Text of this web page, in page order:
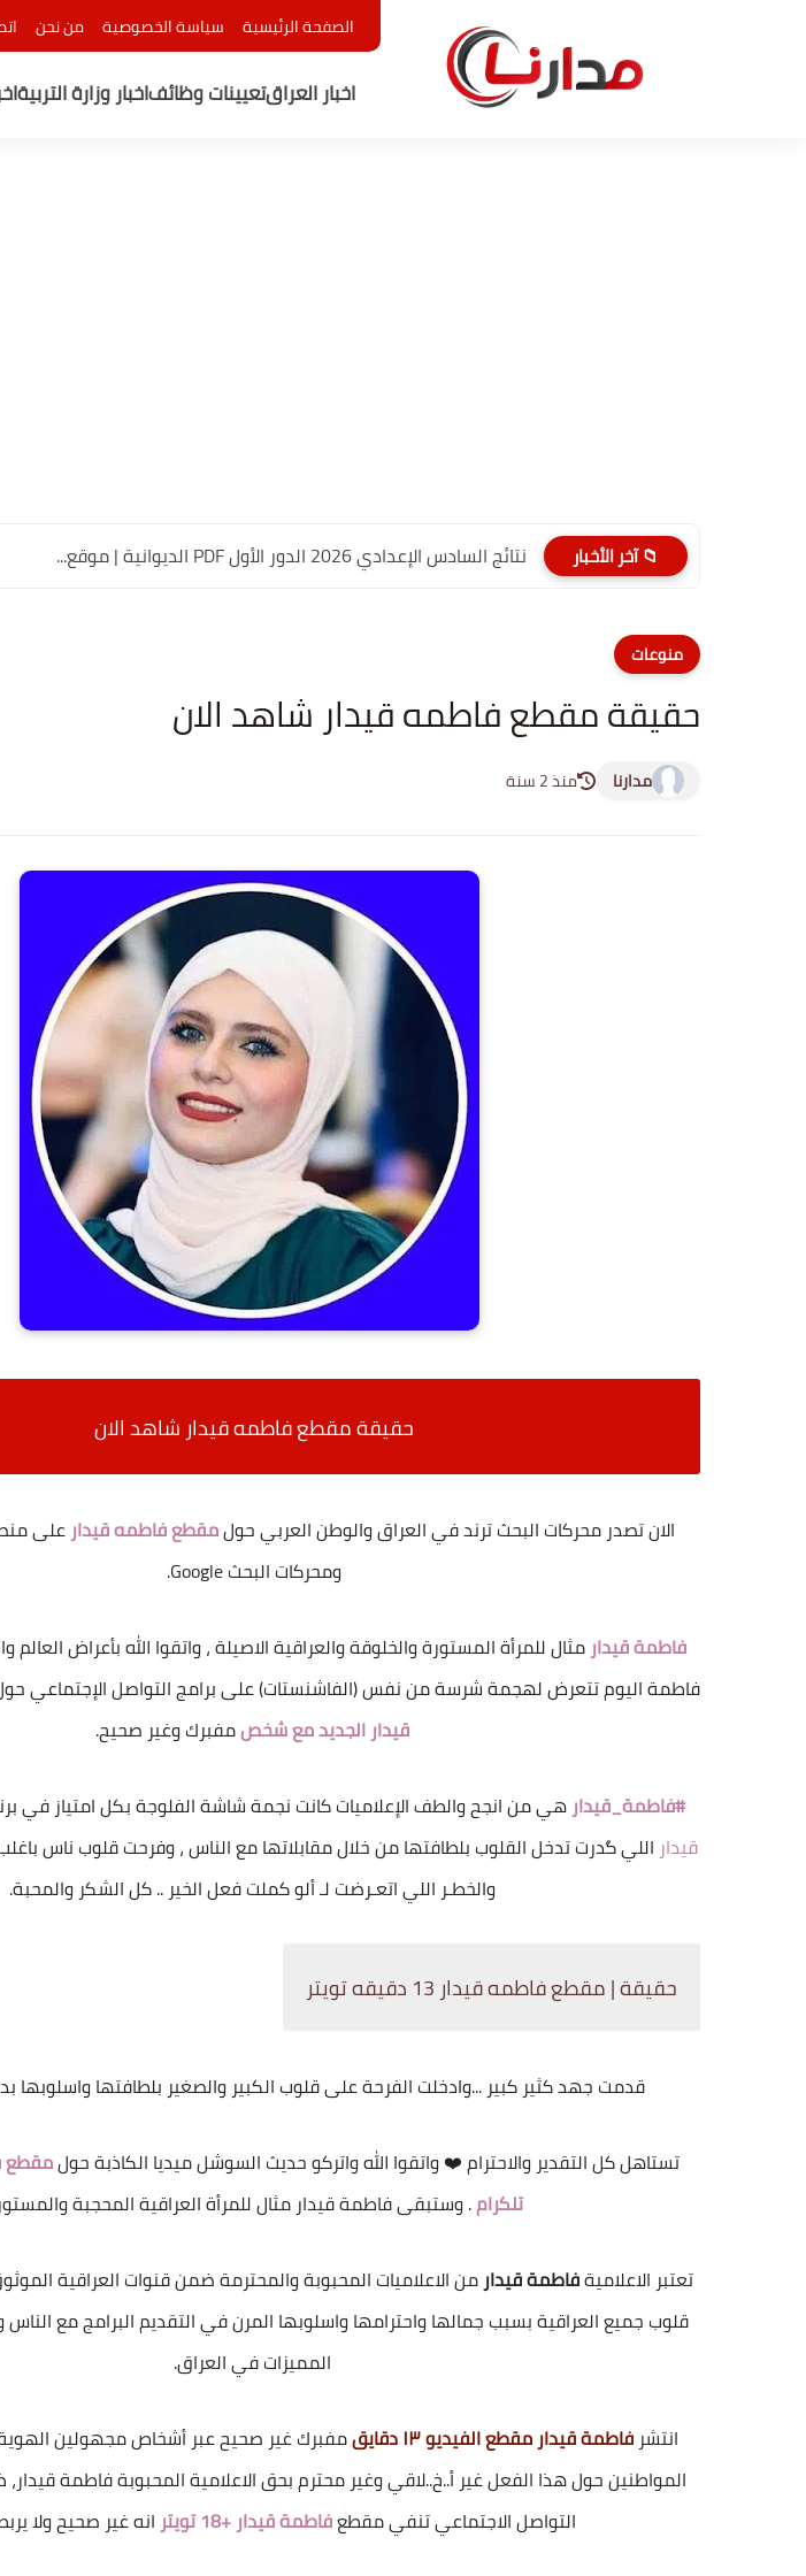
الصفحة الرئيسية سياسة الخصوصية من نحن
اخبار العراقتعيينات وظائفاخبار وزارة التربية
📁 آخر الأخبار نتائج السادس الإعدادي 2026 الدور الأول PDF الديوانية | موقع...
منوعات
حقيقة مقطع فاطمه قيدار شاهد الان
مدارنا منذ 2 سنة
حقيقة مقطع فاطمه قيدار شاهد الان
الان تصدر محركات البحث ترند في العراق والوطن العربي حولمقطع فاطمه قيدارعلى
ومحركات البحث Google.
فاطمة قيدارمثال للمرأة المستورة والخلوقة والعراقية الاصيلة ، واتقوا الله بأعراض
فاطمة اليوم تتعرض لهجمة شرسة من نفس (الفاشنستات) على برامج التواصل الإجتماعي
قيدار الجديد مع شخصمفبرك وغير صحيح.
#فاطمة_قيدارهي من انجح والطف الإعلاميات كانت نجمة شاشة الفلوجة بكل امتياز في
قيدار اللي گدرت تدخل القلوب بلطافتها من خلال مقابلاتها مع الناس ، وفرحت قلوب ناس
والخطـر اللي اتعـرضت لـ ألو كملت فعل الخير .. كل الشكر والمحبة.
حقيقة | مقطع فاطمه قيدار 13 دقيقه تويتر
قدمت جهد كثير كبير ...وادخلت الفرحة على قلوب الكبير والصغير بلطافتها واسلوبها
تستاهل كل التقدير والاحترام ❤️ واتقوا الله واتركو حديث السوشل ميديا الكاذبة حول
تلكرام. وستبقى فاطمة قيدار مثال للمرأة العراقية المحجبة
تعتبر الاعلاميةفاطمة قيدارمن الاعلاميات المحبوبة والمحترمة ضمن قنوات العراقية
قلوب جميع العراقية بسبب جمالها واحترامها واسلوبها المرن في التقديم البرامج مع
المميزات في العراق.
انتشرفاطمة قيدار مقطع الفيديو ١٣ دقايق
مفبرك غير صحيح عبر أشخاص مجهولين
المواطنين حول هذا الفعل غير أ..خ..لاقي وغير محترم بحق الاعلامية المحبوبة فاطمة
التواصل الاجتماعيتنفي مقطعفاطمة قيدار +18 تويتر انه غير صحيح ولا